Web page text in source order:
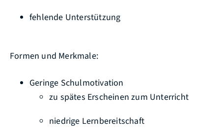
fehlende Unterstützung
Formen und Merkmale:
Geringe Schulmotivation
zu spätes Erscheinen zum Unterricht
niedrige Lernbereitschaft